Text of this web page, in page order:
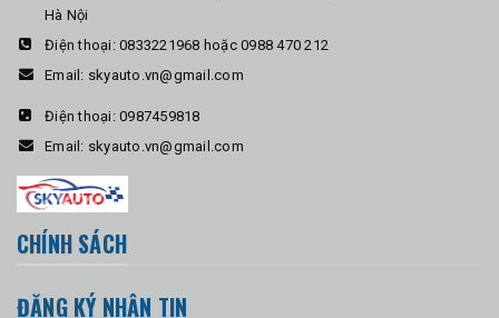
Hà Nội
Điện thoại: 0833221968 hoặc 0988 470 212
Email: skyauto.vn@gmail.com
Điện thoại: 0987459818
Email: skyauto.vn@gmail.com
CHÍNH SÁCH
ĐĂNG KÝ NHẬN TIN